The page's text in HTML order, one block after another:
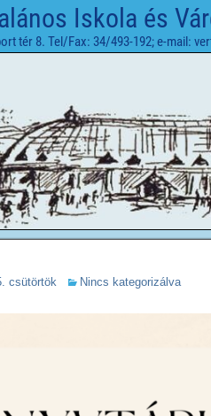
Iskola és
tér 8. Tel/Fax: 34/493-192; e-mail:
csütörtök Nincs kategorizálva